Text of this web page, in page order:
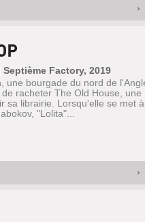
Factory, 2019
une bourgade du nord de
racheter The Old House, une
sa librairie. Lorsqu'elle se met
"Lolita"...